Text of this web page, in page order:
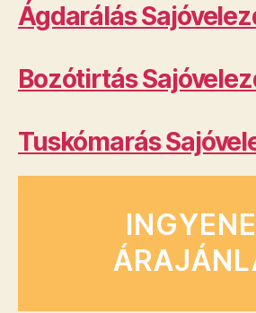
Ágdarálás
Bozótirtás
Tuskómarás